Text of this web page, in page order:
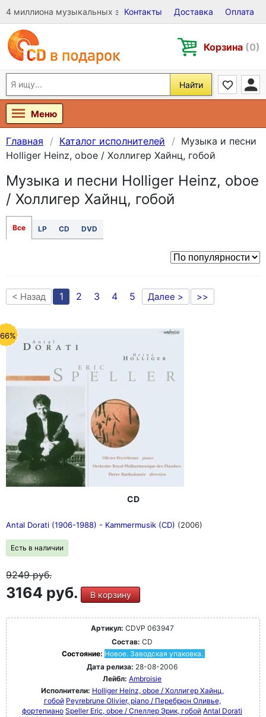
4 миллиона музыкальных записей на Виниле, CD и DVD
Контакты Доставка Оплата
Корзина (0)
Найти
Меню
Главная Каталог исполнителей
Музыка и песни
Holliger Heinz, oboe / Холлигер Хайнц, гобой
Музыка и песни Holliger Heinz, oboe
/ Холлигер Хайнц, гобой
Все LP CD DVD
< Назад 1 2 3 4 5 Далее > >>
CD
Antal Dorati (1906-1988) - Kammermusik (CD) (2006)
Есть в наличии
9249руб.
3164 руб. В корзину
Артикул: CDVP 063947
Состав: CD
Состояние: Новое. Заводская упаковка.
Дата релиза: 28-08-2006
Лейбл: Ambroisie
Исполнители: Holliger Heinz, oboe / Холлигер Хайнц,
гобой Peyrebrune Olivier, piano / Перебрюн Оливье,
фортепиано Speller Eric, oboe / Спеллер Эрик, гобой Antal Dorati